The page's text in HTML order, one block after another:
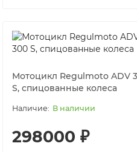
Мотоцикл Regulmoto ADV
S, спицованные колеса
В наличии
298000 ₽